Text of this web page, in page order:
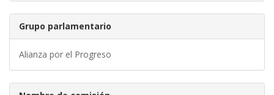
Grupo parlamentario
Alianza por el Progreso